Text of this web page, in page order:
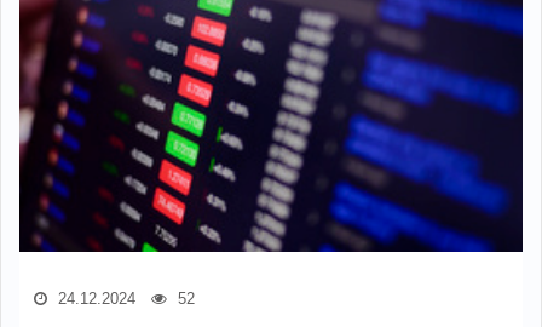
24.12.2024 52